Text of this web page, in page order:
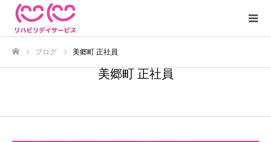
ブログ 美郷町 正社員
美郷町 正社員